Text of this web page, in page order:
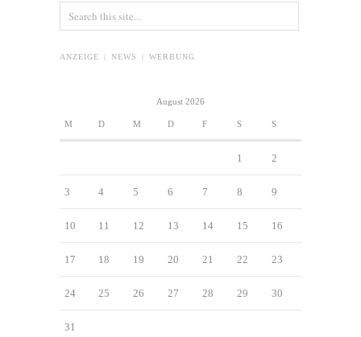
ANZEIGE | NEWS | WERBUNG
August 2026
M D M D F S S
1 2
3 4 5 6 7 8 9
10 11 12 13 14 15 16
17 18 19 20 21 22 23
24 25 26 27 28 29 30
31